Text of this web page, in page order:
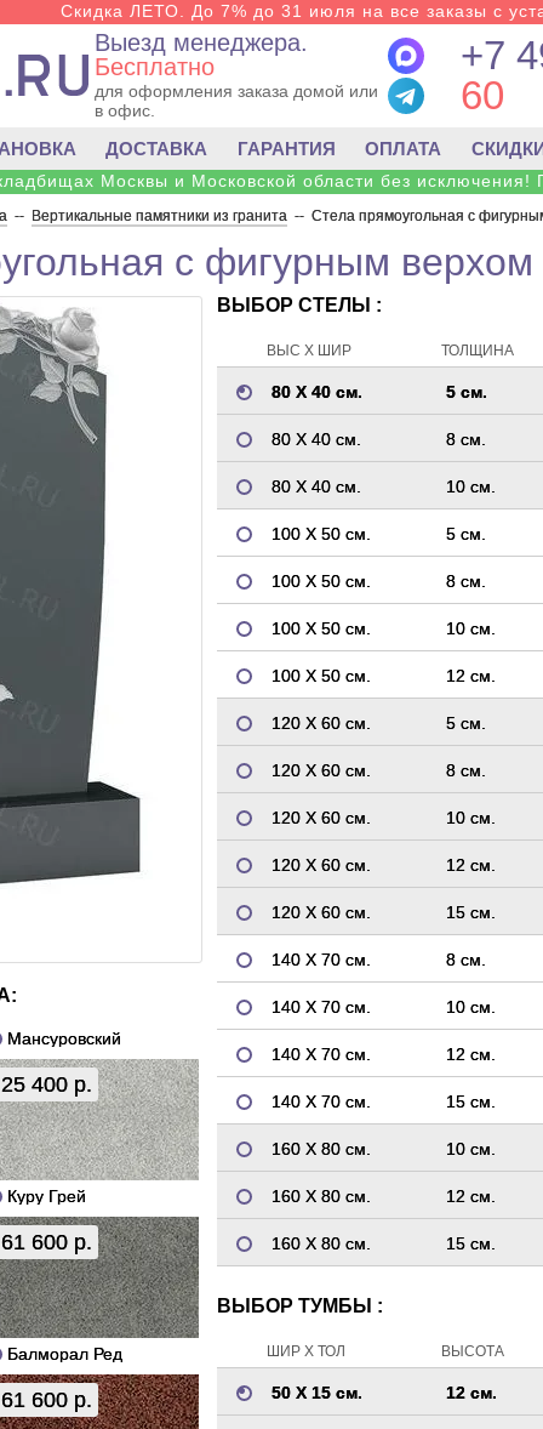
Скидка ЛЕТО. До 7% до 31 июля на все заказы с
Выезд менеджера.
Бесплатно
для оформления заказа домой или
в офис.
+7
60
ДОСТАВКА ГАРАНТИЯ ОПЛАТА
Москвы и Московской области без исключения!
-- Вертикальные памятники из гранита -- Стела прямоугольная с
с фигурным
Мансуровский
25 400 р.
Куру Грей
61 600 р.
Балморал Ред
61 600 р.
ВЫБОР СТЕЛЫ :
ВЫС Х ШИР ТОЛЩИНА
80 Х 40 см. 5 см.
80 Х 40 см. 8 см.
80 Х 40 см. 10 см.
100 Х 50 см. 5 см.
100 Х 50 см. 8 см.
100 Х 50 см. 10 см.
100 Х 50 см. 12 см.
120 Х 60 см. 5 см.
120 Х 60 см. 8 см.
120 Х 60 см. 10 см.
120 Х 60 см. 12 см.
120 Х 60 см. 15 см.
140 Х 70 см. 8 см.
140 Х 70 см. 10 см.
140 Х 70 см. 12 см.
140 Х 70 см. 15 см.
160 Х 80 см. 10 см.
160 Х 80 см. 12 см.
160 Х 80 см. 15 см.
ВЫБОР ТУМБЫ :
ШИР Х ТОЛ ВЫСОТА
50 Х 15 см. 12 см.